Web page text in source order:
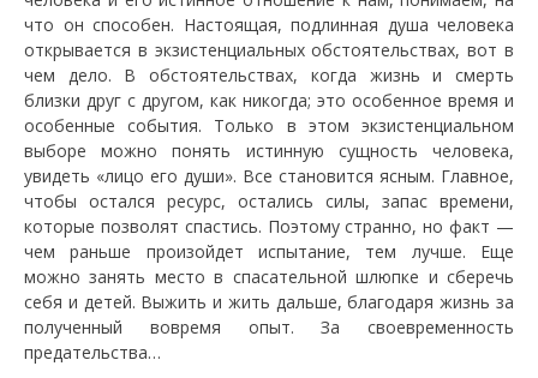
что он способен. Настоящая, подлинная душа человека
открывается в экзистенциальных обстоятельствах, вот в
чем дело. В обстоятельствах, когда жизнь и смерть
близки друг с другом, как никогда; это особенное время и
особенные события. Только в этом экзистенциальном
выборе можно понять истинную сущность человека,
увидеть «лицо его души». Все становится ясным. Главное,
чтобы остался ресурс, остались силы, запас времени,
которые позволят спастись. Поэтому странно, но факт —
чем раньше произойдет испытание, тем лучше. Еще
можно занять место в спасательной шлюпке и сберечь
себя и детей. Выжить и жить дальше, благодаря жизнь за
полученный вовремя опыт. За своевременность
предательства…